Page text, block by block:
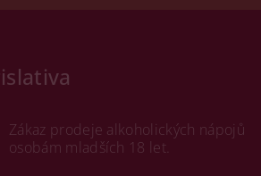
Zákaz prodeje alkoholických nápojů
osobám mladších 18 let.